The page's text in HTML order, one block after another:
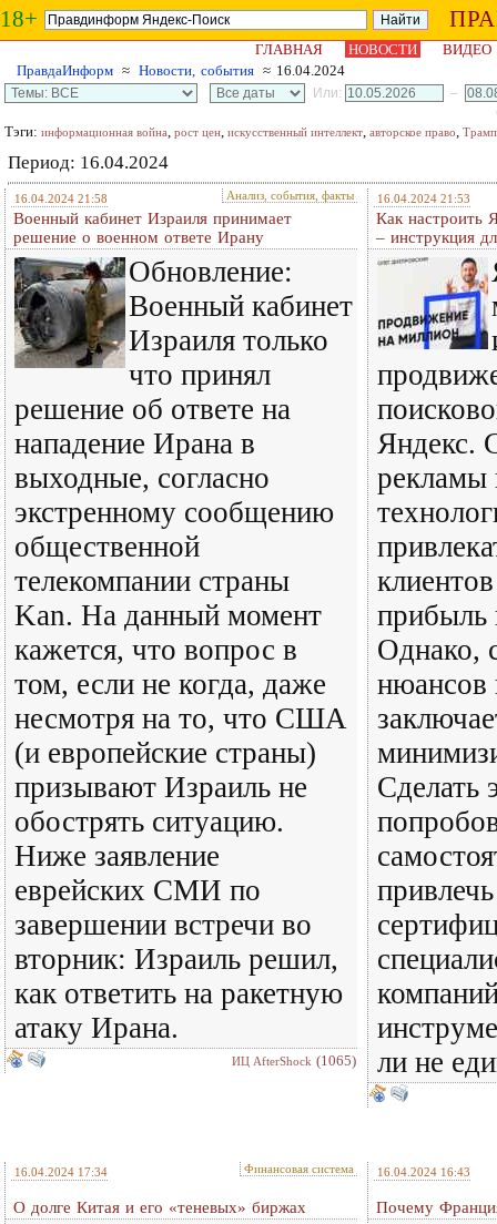
18+
ГЛАВНАЯ НОВОСТИ
ВИДЕО
ПравдаИнформ ≈ Новости, события ≈ 16.04.2024
Или:
–
Тэги: информационная война, рост цен, искусственный интеллект, авторское право, Трамп
Период: 16.04.2024
16.04.2024 21:58 Анализ, события, факты
Военный кабинет Израиля принимает
решение о военном ответе Ирану
Обновление:
Военный кабинет
Израиля только
что принял
решение об ответе на
нападение Ирана в
выходные, согласно
экстренному сообщению
общественной
телекомпании страны
Kan. На данный момент
кажется, что вопрос в
том, если не когда, даже
несмотря на то, что США
(и европейские страны)
призывают Израиль не
обострять ситуацию.
Ниже заявление
еврейских СМИ по
завершении встречи во
вторник: Израиль решил,
как ответить на ракетную
атаку Ирана.
ИЦ AfterShock (1065)
16.04.2024 21:53
Как настроить
– инструкция
Яндекс.
рекламы
прибыль
Однако,
нюансов
Сделать
привлечь
ли не
16.04.2024 17:34 Финансовая система
О долге Китая и его «теневых» биржах
16.04.2024 16:43
Почему